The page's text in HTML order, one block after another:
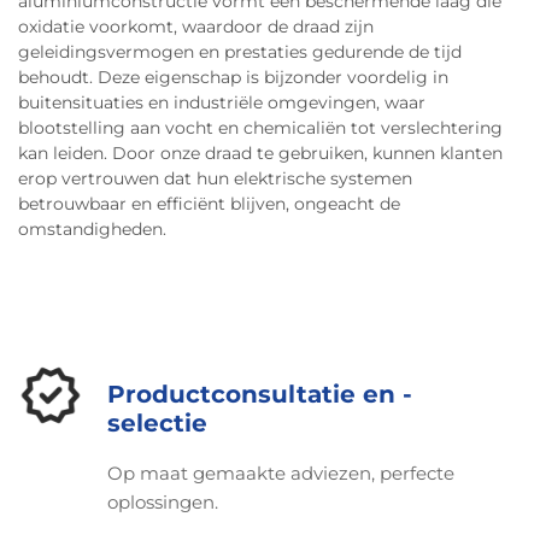
Snelheid van
voortplanting
85%+
Vergelijkbaar
met massief
koper
Buigtestduurzaamheid
5.000+
cycli
25% lichter dan
koper
Door koper exact aan te brengen waar de
Belangrijke overwegingen:
beperkingen en beste
praktijken voor het gebruik
van koperomhulde
oxidatie voorkomt, waardoor de draad zijn
geleidingsvermogen en prestaties gedurende de tijd
behoudt. Deze eigenschap is bijzonder voordelig in
buitensituaties en industriële omgevingen, waar
blootstelling aan vocht en chemicaliën tot verslechtering
kan leiden. Door onze draad te gebruiken, kunnen klanten
erop vertrouwen dat hun elektrische systemen
betrouwbaar en efficiënt blijven, ongeacht de
omstandigheden.
Productconsultatie en -
selectie
Op maat gemaakte adviezen, perfecte
oplossingen.